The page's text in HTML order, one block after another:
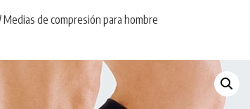
Medias de compresión para hombre